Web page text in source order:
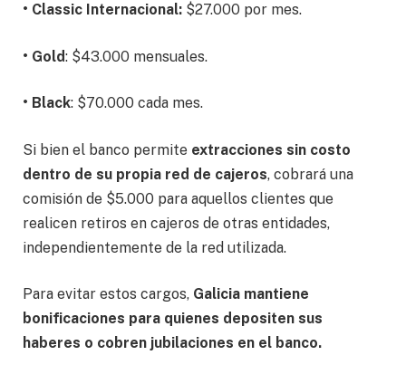
• Classic Internacional: $27.000 por mes.
• Gold: $43.000 mensuales.
• Black: $70.000 cada mes.
Si bien el banco permite extracciones sin costo
dentro de su propia red de cajeros, cobrará una
comisión de $5.000 para aquellos clientes que
realicen retiros en cajeros de otras entidades,
independientemente de la red utilizada.
Para evitar estos cargos, Galicia mantiene
bonificaciones para quienes depositen sus
haberes o cobren jubilaciones en el banco.